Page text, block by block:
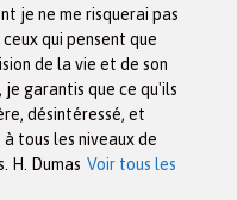
je ne me risquerai pas
qui pensent que
de la vie et de son
garantis que ce qu'ils
désintéressé, et
tous les niveaux de
H. Dumas Voir tous les